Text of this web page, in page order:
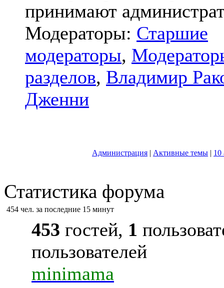
принимают
Модераторы: Старшие
модераторы,
разделов, Владимир
Дженни
Администрация | Активные темы | 10
Статистика форума
454 чел. за последние 15 минут
453 гостей, 1
пользователей
minimama